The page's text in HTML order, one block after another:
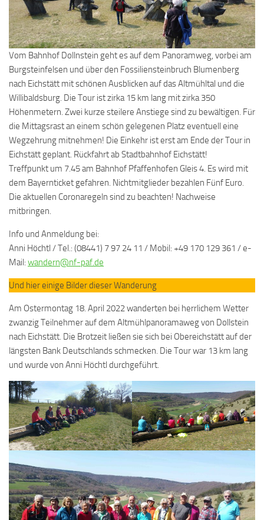
Vom Bahnhof Dollnstein geht es auf dem Panoramweg, vorbei am
Burgsteinfelsen und über den Fossiliensteinbruch Blumenberg
nach Eichstätt mit schönen Ausblicken auf das Altmühltal und die
Willibaldsburg. Die Tour ist zirka 15 km lang mit zirka 350
Höhenmetern. Zwei kurze steilere Anstiege sind zu bewältigen. Für
die Mittagsrast an einem schön gelegenen Platz eventuell eine
Wegzehrung mitnehmen! Die Einkehr ist erst am Ende der Tour in
Eichstätt geplant. Rückfahrt ab Stadtbahnhof Eichstätt!
Treffpunkt um 7.45 am Bahnhof Pfaffenhofen Gleis 4. Es wird mit
dem Bayernticket gefahren. Nichtmitglieder bezahlen Fünf Euro.
Die aktuellen Coronaregeln sind zu beachten! Nachweise
mitbringen.
Info und Anmeldung bei:
Anni Höchtl / Tel.: (08441) 7 97 24 11 / Mobil: +49 170 129 361 / e-
Mail: wandern@nf-paf.de
Und hier einige Bilder dieser Wanderung
Am Ostermontag 18. April 2022 wanderten bei herrlichem Wetter
zwanzig Teilnehmer auf dem Altmühlpanoramaweg von Dollstein
nach Eichstätt. Die Brotzeit ließen sie sich bei Obereichstätt auf der
längsten Bank Deutschlands schmecken. Die Tour war 13 km lang
und wurde von Anni Höchtl durchgeführt.